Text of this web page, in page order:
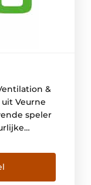
&
Veurne
speler
een
in